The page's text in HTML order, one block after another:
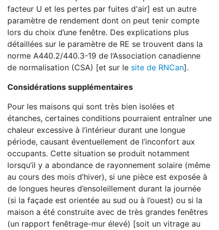
facteur U et les pertes par fuites d'air] est un autre
paramètre de rendement dont on peut tenir compte
lors du choix d’une fenêtre. Des explications plus
détaillées sur le paramètre de RE se trouvent dans la
norme A440.2/440.3-19 de l’Association canadienne
de normalisation (CSA) [et sur le site de RNCan].
Considérations supplémentaires
Pour les maisons qui sont très bien isolées et
étanches, certaines conditions pourraient entraîner une
chaleur excessive à l’intérieur durant une longue
période, causant éventuellement de l’inconfort aux
occupants. Cette situation se produit notamment
lorsqu’il y a abondance de rayonnement solaire (même
au cours des mois d’hiver), si une pièce est exposée à
de longues heures d’ensoleillement durant la journée
(si la façade est orientée au sud ou à l’ouest) ou si la
maison a été construite avec de très grandes fenêtres
(un rapport fenêtrage-mur élevé) [soit un vitrage au